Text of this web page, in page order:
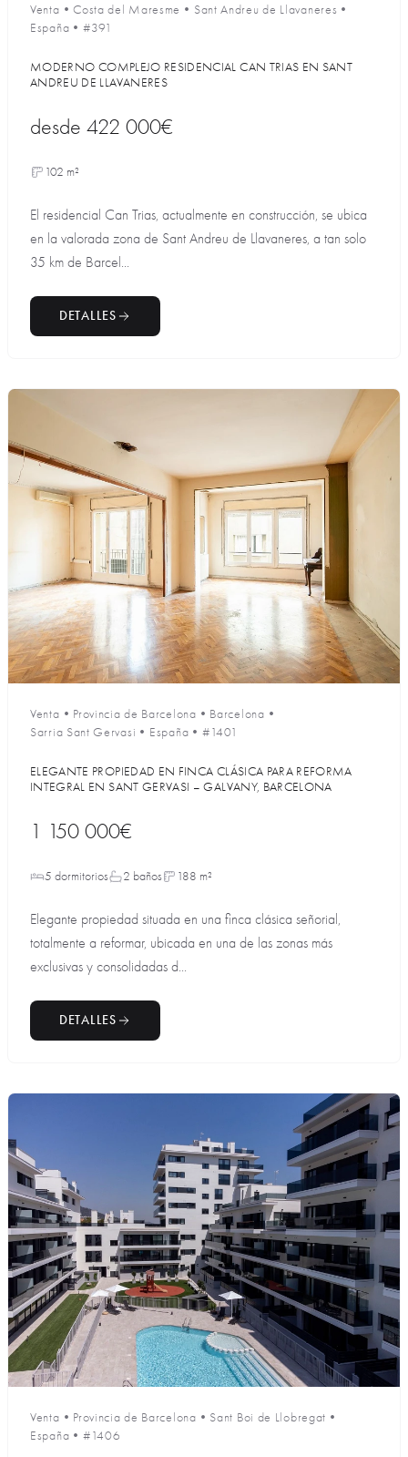
Venta •Costa del Maresme • Sant Andreu de Llavaneres •
España • #391
MODERNO COMPLEJO RESIDENCIAL CAN TRIAS EN SANT
ANDREU DE LLAVANERES
desde 422 000€
102 m²
El residencial Can Trias, actualmente en construcción, se ubica
en la valorada zona de Sant Andreu de Llavaneres, a tan solo
35 km de Barcel...
DETALLES
Venta • Provincia de Barcelona • Barcelona •
Sarria Sant Gervasi • España • #1401
ELEGANTE PROPIEDAD EN FINCA CLÁSICA PARA REFORMA
INTEGRAL EN SANT GERVASI – GALVANY, BARCELONA
1 150 000€
5 dormitorios 2 baños 188 m²
Elegante propiedad situada en una finca clásica señorial,
totalmente a reformar, ubicada en una de las zonas más
exclusivas y consolidadas d...
DETALLES
Venta • Provincia de Barcelona • Sant Boi de Llobregat •
España • #1406